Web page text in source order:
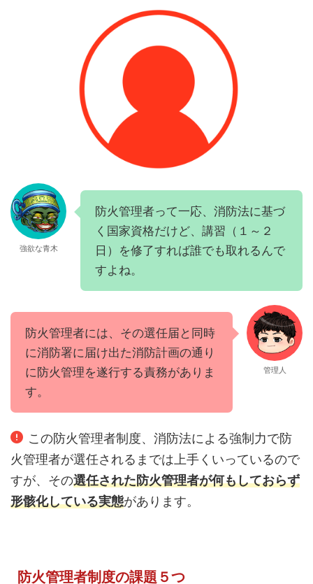
強欲な青木
防火管理者って一応、消防法に基づ
く国家資格だけど、講習（１～２
日）を修了すれば誰でも取れるんで
すよね。
防火管理者には、その選任届と同時
に消防署に届け出た消防計画の通り
に防火管理を遂行する責務がありま
す。
管理人
この防火管理者制度、消防法による強制力で防
火管理者が選任されるまでは上手くいっているので
すが、その選任された防火管理者が何もしておらず
形骸化している実態があります。
防火管理者制度の課題５つ